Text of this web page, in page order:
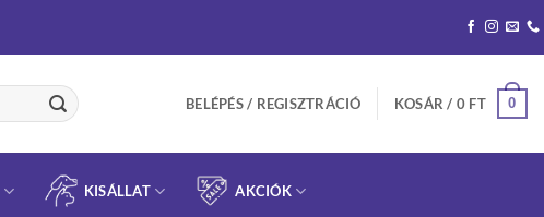
BELÉPÉS / REGISZTRÁCIÓ KOSÁR / 0 FT 0
KISÁLLAT AKCIÓK